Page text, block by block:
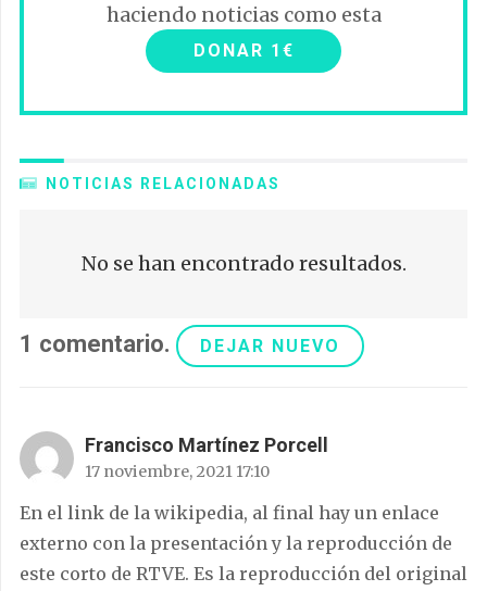
haciendo noticias como esta
DONAR 1€
NOTICIAS RELACIONADAS
No se han encontrado resultados.
1 comentario. DEJAR NUEVO
Francisco Martínez Porcell
17 noviembre, 2021 17:10
En el link de la wikipedia, al final hay un enlace
externo con la presentación y la reproducción de
este corto de RTVE. Es la reproducción del original